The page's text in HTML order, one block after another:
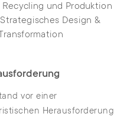
Recycling und Produktion
Design &
vor einer
Herausforderung